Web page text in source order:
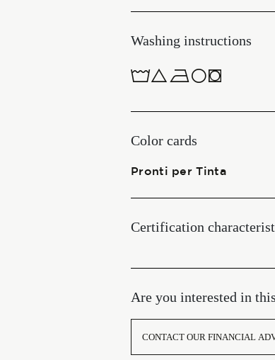
Washing instructions
1ucQJ
Color cards
Pronti per Tinta
Certification
Are you interested in
CONTACT OUR FINANCIAL
CONTACT US